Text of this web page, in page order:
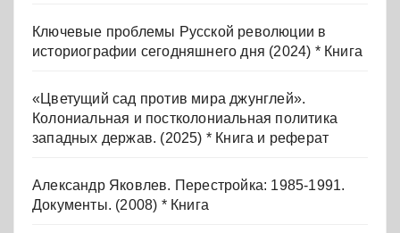
Ключевые проблемы Русской революции в
историографии сегодняшнего дня (2024) * Книга
«Цветущий сад против мира джунглей».
Колониальная и постколониальная политика
западных держав. (2025) * Книга и реферат
Александр Яковлев. Перестройка: 1985-1991.
Документы. (2008) * Книга